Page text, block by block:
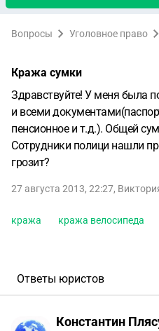
Вопросы Уголовное право
Кража сумки
Здравствуйте! У меня была
и всеми
пенсионное и т.д.). Общей
Сотрудники полици нашли
грозит?
27 августа 2013, 22:27,
кража кража велосипеда
Ответы юристов
Константин